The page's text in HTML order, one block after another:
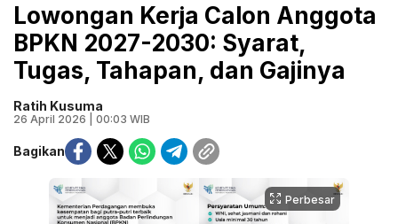
Lowongan Kerja Calon Anggota
BPKN 2027-2030: Syarat,
Tugas, Tahapan, dan Gajinya
Ratih Kusuma
26 April 2026 | 00:03 WIB
Bagikan
Perbesar